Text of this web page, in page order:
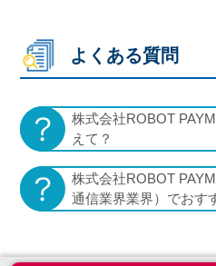
よくある質問
株式会社ROBOT
えて？
株式会社ROBOT
通信業界業界）でおす